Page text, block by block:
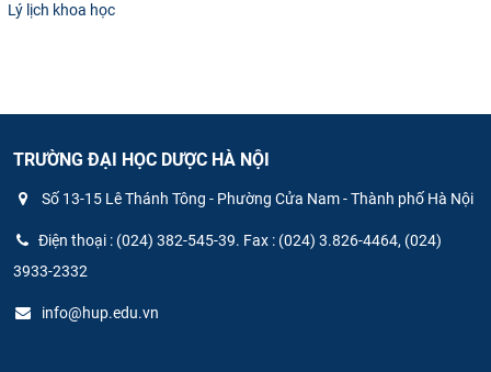
Lý lịch khoa học
TRƯỜNG ĐẠI HỌC DƯỢC HÀ NỘI
Số 13-15 Lê Thánh Tông - Phường Cửa Nam - Thành phố Hà Nội
Điện thoại : (024) 382-545-39. Fax : (024) 3.826-4464, (024)
3933-2332
info@hup.edu.vn